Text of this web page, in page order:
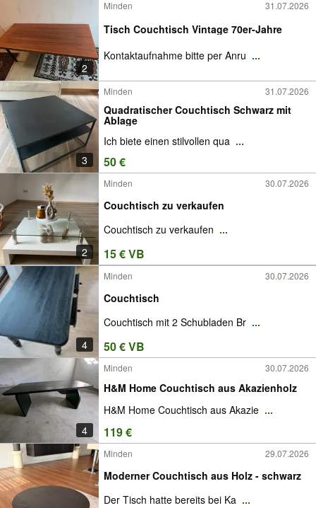
2
Minden 31.07.2026
Tisch Couchtisch Vintage 70er-Jahre
Kontaktaufnahme bitte per Anru ...
3
Minden 31.07.2026
Quadratischer Couchtisch Schwarz mit
Ablage
Ich biete einen stilvollen qua ...
50 €
2
Minden 30.07.2026
Couchtisch zu verkaufen
Couchtisch zu verkaufen ...
15 € VB
4
Minden 30.07.2026
Couchtisch
Couchtisch mit 2 Schubladen Br ...
50 € VB
4
Minden 30.07.2026
H&M Home Couchtisch aus Akazienholz
H&M Home Couchtisch aus Akazie ...
119 €
Minden 29.07.2026
Moderner Couchtisch aus Holz - schwarz
Der Tisch hatte bereits bei Ka ...